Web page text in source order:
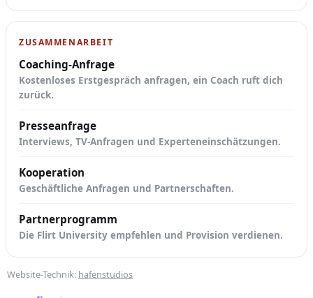
ZUSAMMENARBEIT
Coaching-Anfrage
Kostenloses Erstgespräch anfragen, ein Coach ruft dich
zurück.
Presseanfrage
Interviews, TV-Anfragen und Experteneinschätzungen.
Kooperation
Geschäftliche Anfragen und Partnerschaften.
Partnerprogramm
Die Flirt University empfehlen und Provision verdienen.
Website-Technik: hafenstudios